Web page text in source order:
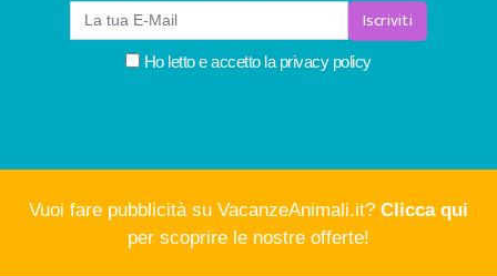
Iscriviti
Ho letto e accetto la privacy policy
Vuoi fare pubblicità su VacanzeAnimali.it? Clicca qui
per scoprire le nostre offerte!